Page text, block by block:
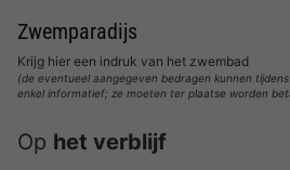
Zwemparadijs
Krijg hier een indruk van het zwembad
(de eventueel aangegeven bedragen kunnen
enkel informatief; ze moeten ter plaatse worden
Op het verblijf